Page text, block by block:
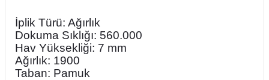
İplik Türü: Ağırlık
Dokuma Sıklığı: 560.000
Hav Yüksekliği: 7 mm
Ağırlık: 1900
Taban: Pamuk